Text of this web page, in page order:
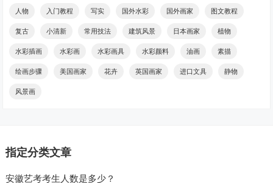
人物 入门教程 写实 国外水彩 国外画家 图文教程
复古 小清新 常用技法 建筑风景 日本画家 植物
水彩插画 水彩画 水彩画具 水彩颜料 油画 素描
绘画步骤 美国画家 花卉 英国画家 进口文具 静物
风景画
指定分类文章
安徽艺考考生人数是多少？